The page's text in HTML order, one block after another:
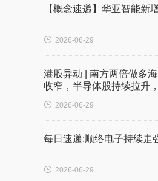
【概念速递】华亚智能新
 2026-06-29
港股异动 | 南方两倍做多
收窄，半导体股持续拉升
 2026-06-29
每日速递:顺络电子持续走
 2026-06-29